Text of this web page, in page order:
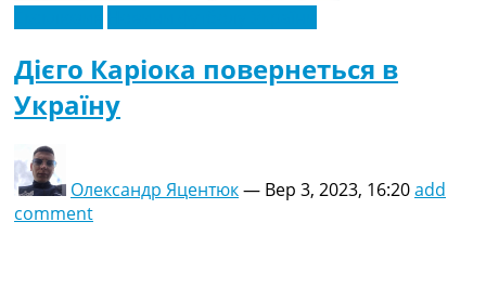
Дієго Каріока повернеться в
Україну
Олександр Яцентюк— Вер 3, 2023, 16:20add
comment